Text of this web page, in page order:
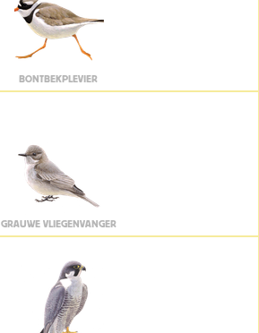
BONTBEKPLEVIER
GRAUWE VLIEGENVANGER